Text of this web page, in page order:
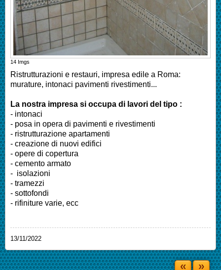
14 Imgs
Ristrutturazioni e restauri, impresa edile a Roma:
murature, intonaci pavimenti rivestimenti...
La nostra impresa si occupa di lavori del tipo :
- intonaci
- posa in opera di pavimenti e rivestimenti
- ristrutturazione apartamenti
- creazione di nuovi edifici
- opere di copertura
- cemento armato
- isolazioni
- tramezzi
- sottofondi
- rifiniture varie, ecc
13/11/2022
« »